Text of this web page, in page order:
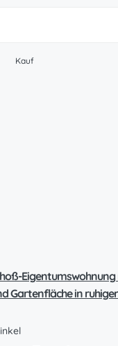
Kauf
Gartenfläche in